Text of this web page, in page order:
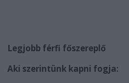
Legjobb férfi főszereplő
Aki szerintünk kapni fogja: